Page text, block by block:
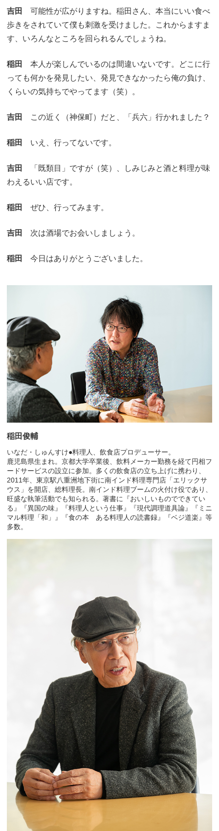
吉田 可能性が広がりますね。稲田さん、本当にいい食べ
歩きをされていて僕も刺激を受けました。これからますま
す、いろんなところを回られるんでしょうね。
稲田 本人が楽しんでいるのは間違いないです。どこに行
っても何かを発見したい、発見できなかったら俺の負け、
くらいの気持ちでやってます（笑）。
吉田 この近く（神保町）だと、「兵六」行かれました？
稲田 いえ、行ってないです。
吉田
「既類目」ですが（笑）、しみじみと酒と料理が味
わえるいい店です。
稲田 ぜひ、行ってみます。
吉田 次は酒場でお会いしましょう。
稲田 今日はありがとうございました。
稲田俊輔
いなだ・しゅんすけ●料理人、飲食店プロデューサー。
鹿児島県生まれ。京都大学卒業後、飲料メーカー勤務を経て円相フ
ードサービスの設立に参加。多くの飲食店の立ち上げに携わり、
2011年、東京駅八重洲地下街に南インド料理専門店「エリックサ
ウス」を開店、総料理長。南インド料理ブームの火付け役であり、
旺盛な執筆活動でも知られる。著書に『おいしいものでできてい
る』『異国の味』『料理人という仕事』『現代調理道具論』『ミニ
マル料理「和」』『食の本 ある料理人の読書録』『ベジ道楽』等
多数。